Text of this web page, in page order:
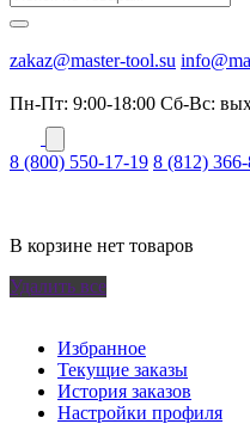
zakaz@master-tool.su
Пн-Пт: 9:00-18:00 Cб-Вс:
8 (800) 550-17-19 8 (812)
В корзине нет товаров
Удалить все
Избранное
Текущие заказы
История заказов
Настройки профиля